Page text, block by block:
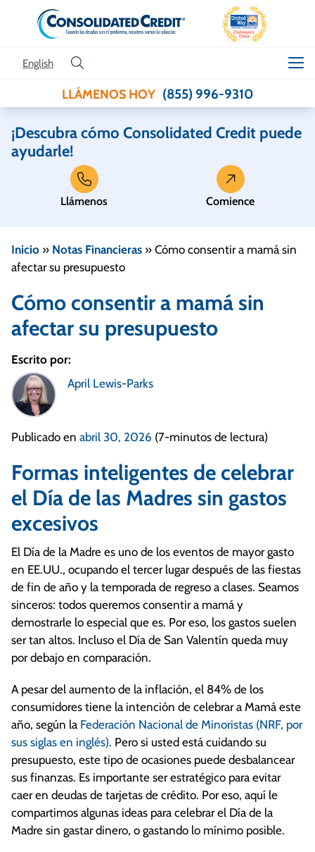
Skip to content
English
LLÁMENOS HOY (855) 996-9310
¡Descubra cómo Consolidated Credit puede
ayudarle!
Llámenos Comience
Inicio » Notas Financieras » Cómo consentir a mamá sin
afectar su presupuesto
Cómo consentir a mamá sin
afectar su presupuesto
Escrito por:
April Lewis-Parks
Publicado en abril 30, 2026 (7-minutos de lectura)
Formas inteligentes de celebrar
el Día de las Madres sin gastos
excesivos
El Día de la Madre es uno de los eventos de mayor gasto
en EE.UU., ocupando el tercer lugar después de las fiestas
de fin de año y la temporada de regreso a clases. Seamos
sinceros: todos queremos consentir a mamá y
demostrarle lo especial que es. Por eso, los gastos suelen
ser tan altos. Incluso el Día de San Valentín queda muy
por debajo en comparación.
A pesar del aumento de la inflación, el 84% de los
consumidores tiene la intención de celebrar a Mamá este
año, según la Federación Nacional de Minoristas (NRF, por
sus siglas en inglés). Pero si usted está cuidando su
presupuesto, este tipo de ocasiones puede desbalancear
sus finanzas. Es importante ser estratégico para evitar
caer en deudas de tarjetas de crédito. Por eso, aquí le
compartimos algunas ideas para celebrar el Día de la
Madre sin gastar dinero, o gastando lo mínimo posible.